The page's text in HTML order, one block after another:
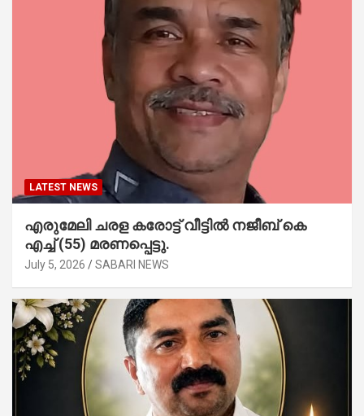
LATEST NEWS
എരുമേലി ചരള കരോട്ട് വീട്ടിൽ നജീബ് കെ
എച്ച് (55) മരണപ്പെട്ടു.
July 5, 2026 SABARI NEWS